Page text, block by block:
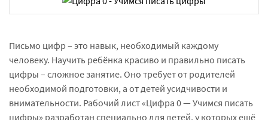
Письмо цифр – это навык, необходимый каждому
человеку. Научить ребёнка красиво и правильно писать
цифры – сложное занятие. Оно требует от родителей
необходимой подготовки, а от детей усидчивости и
внимательности. Рабочий лист «Цифра 0 — Учимся писать
цифры» разработан специально для детей, у которых ещё